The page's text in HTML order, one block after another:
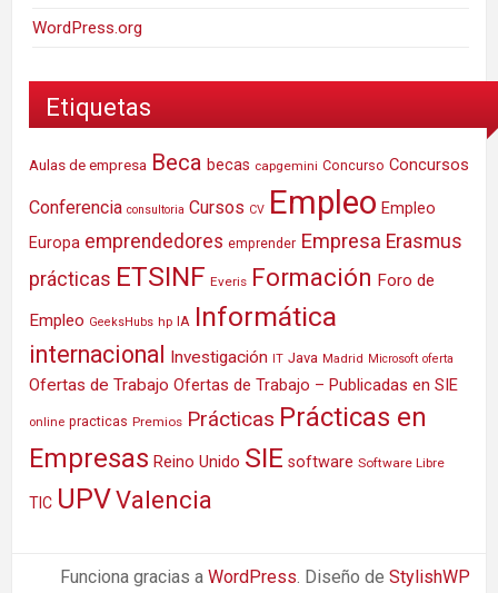
WordPress.org
Etiquetas
Aulas de empresa Beca becas capgemini Concurso Concursos
Conferencia consultoria Cursos CV Empleo Empleo
Europa emprendedores emprender Empresa Erasmus
prácticas ETSINF Everis Formación Foro de
Empleo GeeksHubs hp IA Informática
internacional Investigación IT Java Madrid Microsoft oferta
Ofertas de Trabajo Ofertas de Trabajo – Publicadas en SIE
online practicas Premios Prácticas Prácticas en
Empresas Reino Unido SIE software Software Libre
TIC UPVValencia
Funciona gracias a WordPress. Diseño de StylishWP